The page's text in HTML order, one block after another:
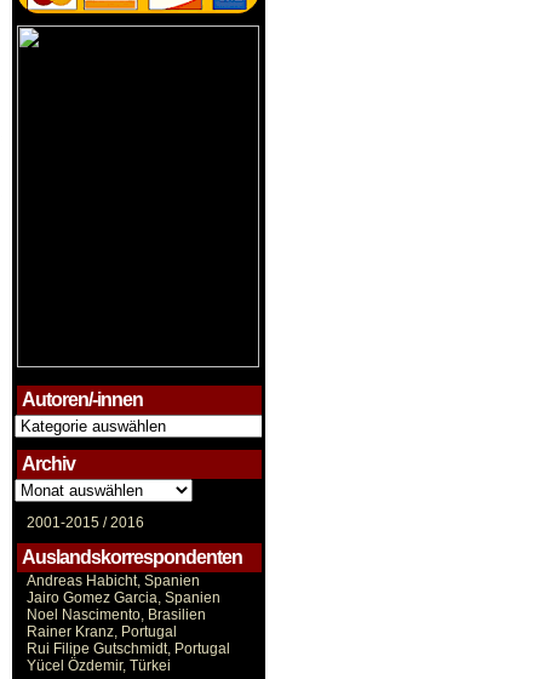
Autoren/-innen
Autoren/-
innen
Archiv
Archiv
2001-2015 /2016
Auslandskorrespondenten
Andreas Habicht, Spanien
Jairo Gomez Garcia, Spanien
Noel Nascimento, Brasilien
Rainer Kranz, Portugal
Rui Filipe Gutschmidt, Portugal
Yücel Özdemir, Türkei